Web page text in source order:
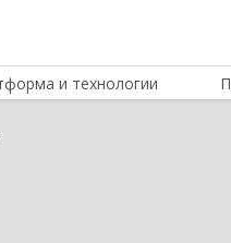
и технологии